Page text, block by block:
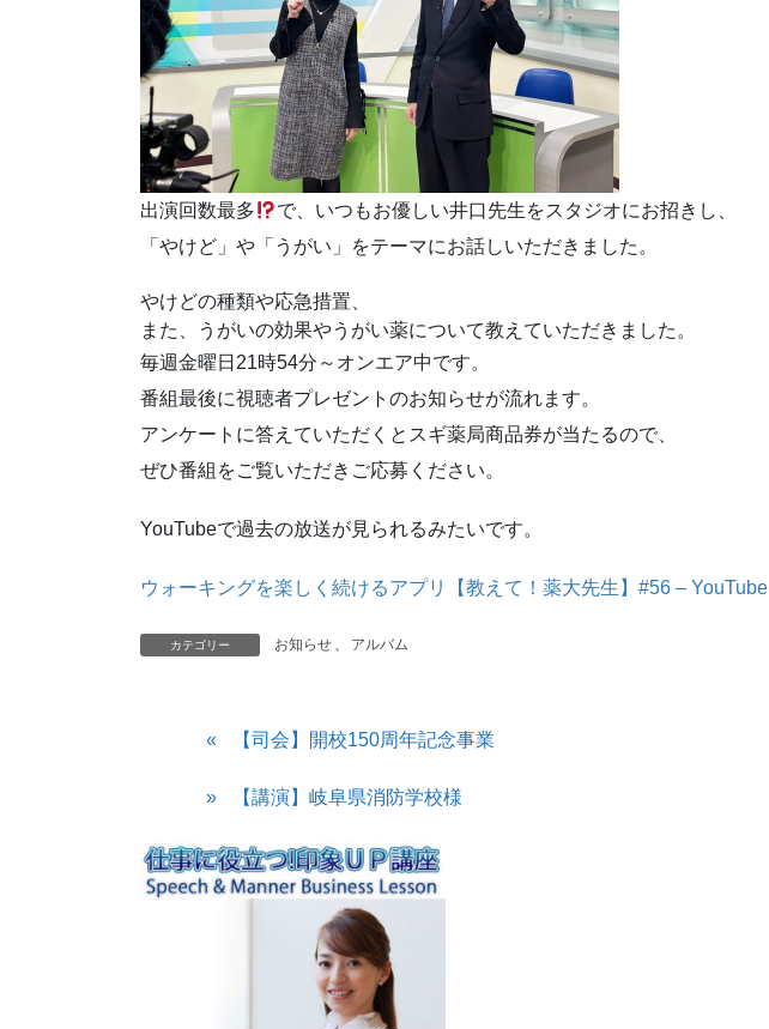
出演回数最多
で、いつもお優しい井口先生をスタジオにお招きし、
「やけど」や「うがい」をテーマにお話しいただきました。
やけどの種類や応急措置、
また、うがいの効果やうがい薬について教えていただきました。
毎週金曜日21時54分～オンエア中です。
番組最後に視聴者プレゼントのお知らせが流れます。
アンケートに答えていただくとスギ薬局商品券が当たるので、
ぜひ番組をご覧いただきご応募ください。
YouTubeで過去の放送が見られるみたいです。
ウォーキングを楽しく続けるアプリ【教えて！薬大先生】#56 – YouTube
カテゴリー お知らせ アルバム
【司会】開校150周年記念事業
【講演】岐阜県消防学校様